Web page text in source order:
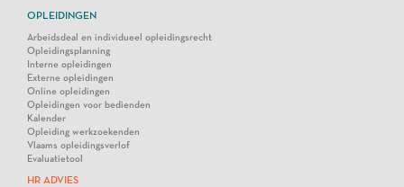
OPLEIDINGEN
Arbeidsdeal en individueel opleidingsrecht
Opleidingsplanning
Interne opleidingen
Externe opleidingen
Online opleidingen
Opleidingen voor bedienden
Kalender
Opleiding werkzoekenden
Vlaams opleidingsverlof
Evaluatietool
HR ADVIES